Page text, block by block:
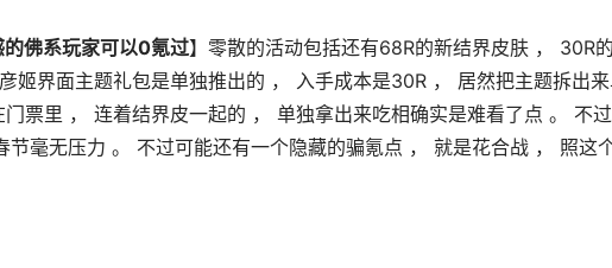
佛系玩家可以0氪过】零散的活动包括还有68R的新结界皮肤 ， 30R
姬界面主题礼包是单独推出的 ， 入手成本是30R ， 居然把主题拆出
票里 ， 连着结界皮一起的 ， 单独拿出来吃相确实是难看了点 。 不
毫无压力 。 不过可能还有一个隐藏的骗氪点 ， 就是花合战 ， 照这